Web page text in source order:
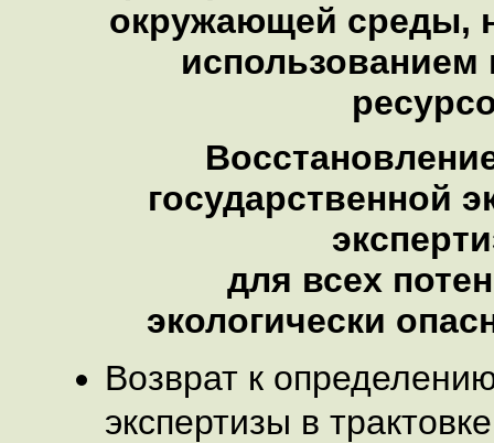
окружающей среды,
государственной
для всех
экологически
Возврат к
экспертизы в